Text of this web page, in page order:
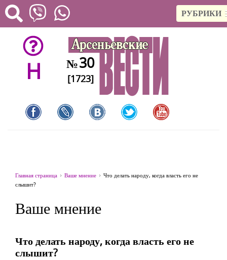
РУБРИКИ
H №30
[1723]
Главная страница Ваше мнение
Что делать народу, когда власть его не
слышит?
Ваше мнение
Что делать народу, когда власть его не
слышит?